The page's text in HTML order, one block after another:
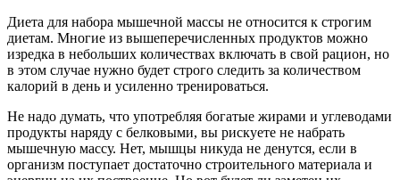
Диета для набора мышечной массы не относится к строгим
диетам. Многие из вышеперечисленных продуктов можно
изредка в небольших количествах включать в свой рацион, но
в этом случае нужно будет строго следить за количеством
калорий в день и усиленно тренироваться.
Не надо думать, что употребляя богатые жирами и углеводами
продукты наряду с белковыми, вы рискуете не набрать
мышечную массу. Нет, мышцы никуда не денутся, если в
организм поступает достаточно строительного материала и